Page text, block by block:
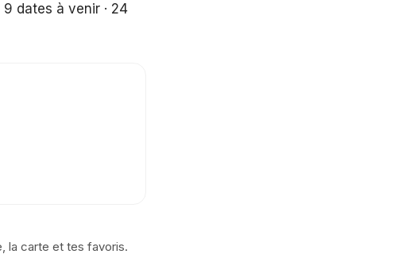
dates à venir · 24
la carte et tes favoris.